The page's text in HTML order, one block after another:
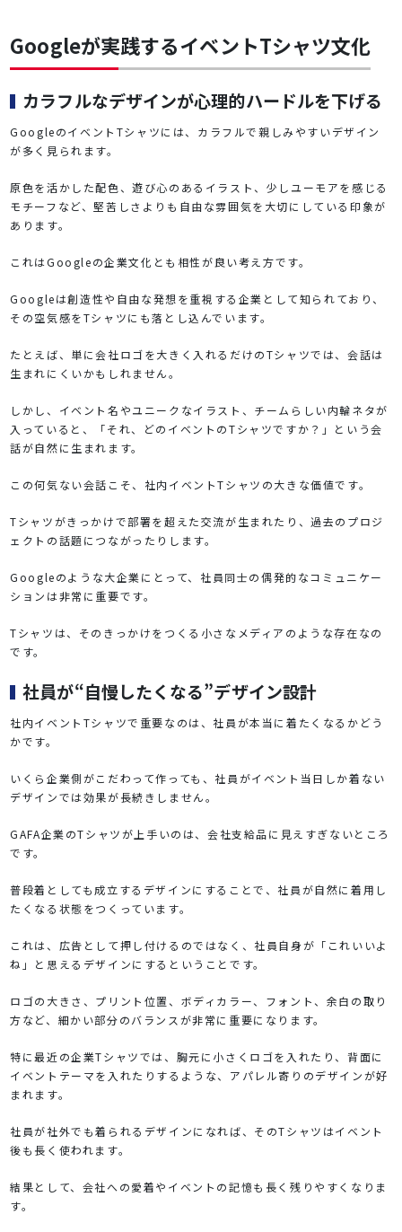
Googleが実践するイベントTシャツ文化
カラフルなデザインが心理的ハードルを下げる
GoogleのイベントTシャツには、カラフルで親しみやすいデザイン
が多く見られます。
原色を活かした配色、遊び心のあるイラスト、少しユーモアを感じる
モチーフなど、堅苦しさよりも自由な雰囲気を大切にしている印象が
あります。
これはGoogleの企業文化とも相性が良い考え方です。
Googleは創造性や自由な発想を重視する企業として知られており、
その空気感をTシャツにも落とし込んでいます。
たとえば、単に会社ロゴを大きく入れるだけのTシャツでは、会話は
生まれにくいかもしれません。
しかし、イベント名やユニークなイラスト、チームらしい内輪ネタが
入っていると、「それ、どのイベントのTシャツですか？」という会
話が自然に生まれます。
この何気ない会話こそ、社内イベントTシャツの大きな価値です。
Tシャツがきっかけで部署を超えた交流が生まれたり、過去のプロジ
ェクトの話題につながったりします。
Googleのような大企業にとって、社員同士の偶発的なコミュニケー
ションは非常に重要です。
Tシャツは、そのきっかけをつくる小さなメディアのような存在なの
です。
社員が“自慢したくなる”デザイン設計
社内イベントTシャツで重要なのは、社員が本当に着たくなるかどう
かです。
いくら企業側がこだわって作っても、社員がイベント当日しか着ない
デザインでは効果が長続きしません。
GAFA企業のTシャツが上手いのは、会社支給品に見えすぎないところ
です。
普段着としても成立するデザインにすることで、社員が自然に着用し
たくなる状態をつくっています。
これは、広告として押し付けるのではなく、社員自身が「これいいよ
ね」と思えるデザインにするということです。
ロゴの大きさ、プリント位置、ボディカラー、フォント、余白の取り
方など、細かい部分のバランスが非常に重要になります。
特に最近の企業Tシャツでは、胸元に小さくロゴを入れたり、背面に
イベントテーマを入れたりするような、アパレル寄りのデザインが好
まれます。
社員が社外でも着られるデザインになれば、そのTシャツはイベント
後も長く使われます。
結果として、会社への愛着やイベントの記憶も長く残りやすくなりま
す。